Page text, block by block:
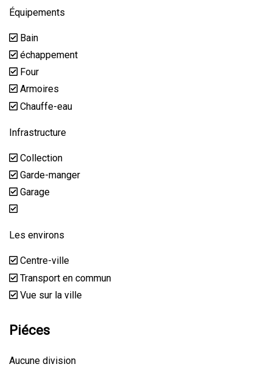
Équipements
Bain
échappement
Four
Armoires
Chauffe-eau
Infrastructure
Collection
Garde-manger
Garage
Les environs
Centre-ville
Transport en commun
Vue sur la ville
Piéces
Aucune division